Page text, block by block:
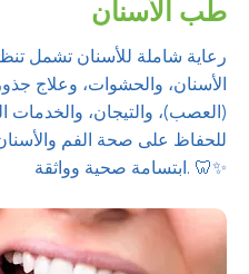
طب الأسنان
رعاية شاملة للأسنان تشمل
الأسنان، والحشوات، وعلاج
(العصب)، والتيجان، والخدمات
للحفاظ على صحة الفم
ابتسامة صحية وواثقة. 🦷✨